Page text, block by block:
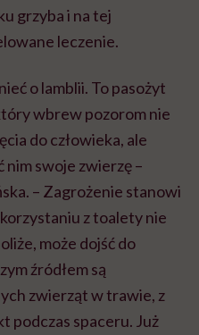
grzyba i na tej
leczenie.
o lamblii. To pasożyt
wbrew pozorom nie
do człowieka, ale
nim swoje zwierzę –
– Zagrożenie stanowi
z toalety nie
może dojść do
źródłem są
zwierząt w trawie, z
podczas spaceru. Już